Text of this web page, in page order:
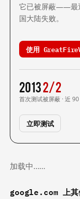
它已被屏蔽——最
国大陆失败。
使用
2013
首次测试
2/2
被屏蔽 · 近
立即测试
加载中……
google.com 上其